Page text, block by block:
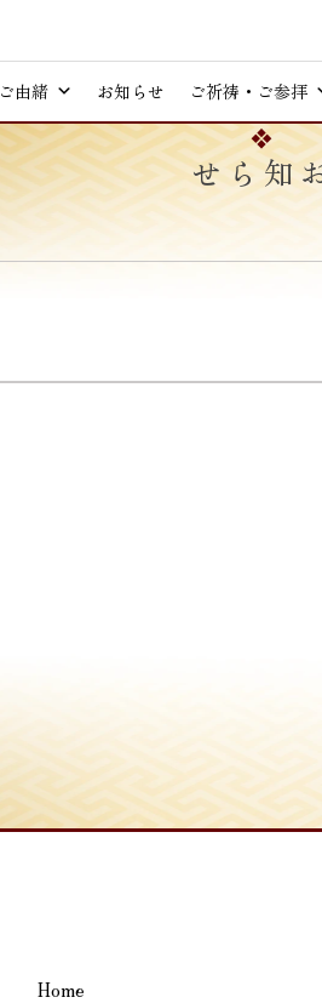
ご由緒 お知らせ ご祈祷・ご参拝
お知らせ
Home